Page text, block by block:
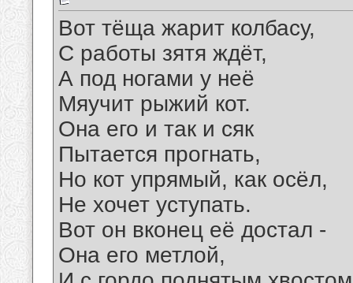
Вот тёща жарит колбасу,
С работы зятя ждёт,
А под ногами у неё
Мяучит рыжий кот.
Она его и так и сяк
Пытается прогнать,
Но кот упрямый, как осёл,
Не хочет уступать.
Вот он вконец её достал -
Она его метлой,